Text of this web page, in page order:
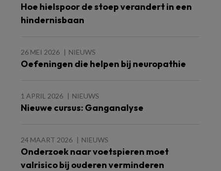
Hoe hielspoor de stoep verandert in een
hindernisbaan
26 MEI 2026 NIEUWS
Oefeningen die helpen bij neuropathie
1 APRIL 2026 NIEUWS
Nieuwe cursus: Ganganalyse
24 MAART 2026 NIEUWS
Onderzoek naar voetspieren moet
valrisico bij ouderen verminderen